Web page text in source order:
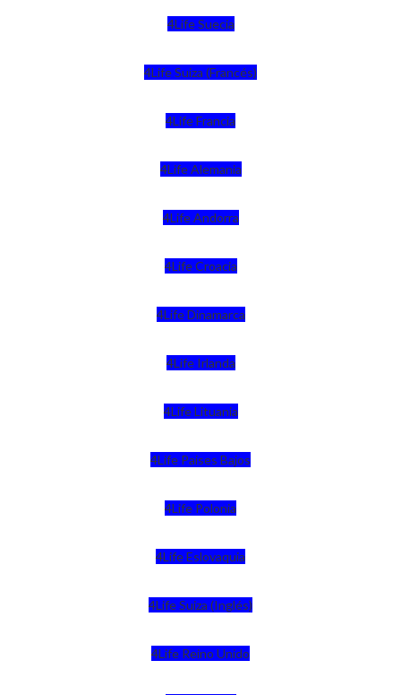
4Life Suecia
4Life Suiza (Francés)
4Life Francia
4Life Alemania
4Life Andorra
4Life Croacia
4Life Dinamarca
4Life Irlanda
4Life Lituania
4Life Paises Bajos
4Life Polonia
4Life Eslovaquia
4Life Suiza (Inglés)
4Life Reino Unido